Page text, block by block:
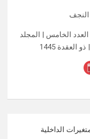
العدد الخامس | المجلد
الداخلية